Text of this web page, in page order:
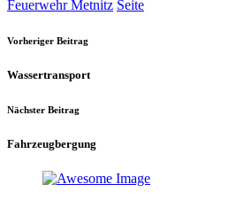
Feuerwehr Metnitz Seite
Vorheriger Beitrag
Wassertransport
Nächster Beitrag
Fahrzeugbergung